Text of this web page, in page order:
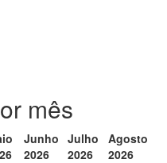
mês
Junho
2026
Julho
2026
Agosto
2026